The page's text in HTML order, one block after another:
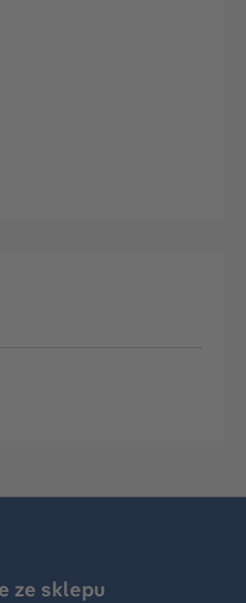
ze sklepu